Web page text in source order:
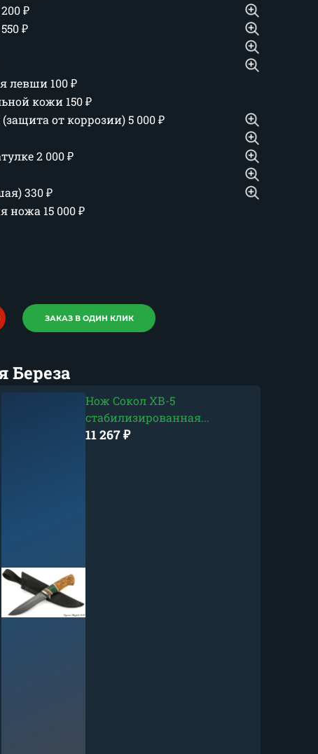
₽
550₽
левши 100₽
кожи 150₽
от коррозии)5 000₽
2 000₽
330₽
ножа 15 000₽
ЗАКАЗ В ОДИН КЛИК
Береза
Нож Сокол ХВ-5
стабилизированная...
11 267₽